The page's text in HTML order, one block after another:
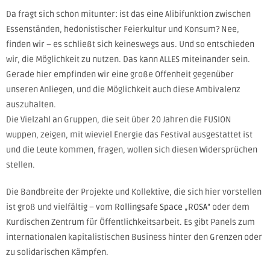
Da fragt sich schon mitunter: ist das eine Alibifunktion zwischen
Essenständen, hedonistischer Feierkultur und Konsum? Nee,
finden wir – es schließt sich keineswegs aus. Und so entschieden
wir, die Möglichkeit zu nutzen. Das kann ALLES miteinander sein.
Gerade hier empfinden wir eine große Offenheit gegenüber
unseren Anliegen, und die Möglichkeit auch diese Ambivalenz
auszuhalten.
Die Vielzahl an Gruppen, die seit über 20 Jahren die FUSION
wuppen, zeigen, mit wieviel Energie das Festival ausgestattet ist
und die Leute kommen, fragen, wollen sich diesen Widersprüchen
stellen.
Die Bandbreite der Projekte und Kollektive, die sich hier vorstellen
ist groß und vielfältig – vom Rollingsafe Space „ROSA“ oder dem
Kurdischen Zentrum für Öffentlichkeitsarbeit. Es gibt Panels zum
internationalen kapitalistischen Business hinter den Grenzen oder
zu solidarischen Kämpfen.